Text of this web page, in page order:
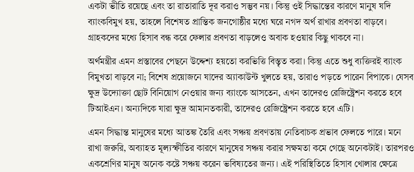
একটা ভীতি রয়েছে এবং তা রাতারাতি দূর করাও সম্ভব নয়। কিন্তু ওই সিদ্ধান্তের কারণে মানুষ যদি
ব্যাংকবিমুখ হয়, তাহলে বিশেষত প্রান্তিক জনগোষ্ঠীর মধ্যে ঘরে নগদ অর্থ রাখার প্রবণতা বাড়বে।
গ্রাহকদের মধ্যে হিসাব বন্ধ করে ফেলার প্রবণতা বাড়লেও অবাক হওয়ার কিছু থাকবে না।
অর্থমন্ত্রীর এমন প্রস্তাবের পেছনে উদ্দেশ্য হয়তো করভিত্তি বিস্তৃত করা। কিন্তু এতে শুধু ব্যক্তিরই ব্যাংক
বিমুখতা বাড়বে না; বিশেষ প্রয়োজনে যাদের অ্যাকাউন্ট খুলতে হয়, তারাও পড়তে পারেন বিপাকে। যেসব
ক্ষুদ্র উদ্যোক্তা ছোট বিনিয়োগ নেওয়ার জন্য ব্যাংকে আসতেন, এখন তাদেরও রেজিস্ট্রেশন করতে হবে
টিআইএন। অন্যদিকে যারা ক্ষুদ্র আমানতকারী, তাদেরও রেজিস্ট্রেশন করতে হবে এটি।
এমন সিদ্ধান্ত মানুষের মধ্যে আতঙ্ক তৈরি এবং সঞ্চয় প্রবণতায় নেতিবাচক প্রভাব ফেলতে পারে। মনে
রাখা জরুরি, অব্যাহত মূল্যস্ফীতির কারণে মানুষের সঞ্চয় করার সক্ষমতা কমে গেছে অনেকটাই। তারপরও
একশ্রেণির মানুষ অনেক কষ্টে সঞ্চয় করেন ভবিষ্যতের জন্য। এই পরিস্থিতিতে হিসাব খোলার ক্ষেত্রে